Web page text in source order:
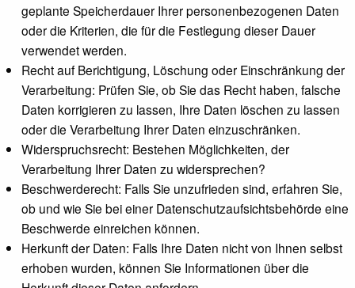
geplante Speicherdauer Ihrer personenbezogenen Daten
oder die Kriterien, die für die Festlegung dieser Dauer
verwendet werden.
Recht auf Berichtigung, Löschung oder Einschränkung der
Verarbeitung: Prüfen Sie, ob Sie das Recht haben, falsche
Daten korrigieren zu lassen, Ihre Daten löschen zu lassen
oder die Verarbeitung Ihrer Daten einzuschränken.
Widerspruchsrecht: Bestehen Möglichkeiten, der
Verarbeitung Ihrer Daten zu widersprechen?
Beschwerderecht: Falls Sie unzufrieden sind, erfahren Sie,
ob und wie Sie bei einer Datenschutzaufsichtsbehörde eine
Beschwerde einreichen können.
Herkunft der Daten: Falls Ihre Daten nicht von Ihnen selbst
erhoben wurden, können Sie Informationen über die